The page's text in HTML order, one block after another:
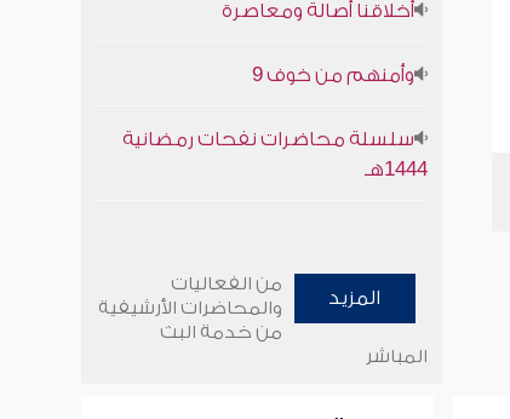
أخلاقنا أصالة ومعاصرة
وأمنهم من خوف 9
سلسلة محاضرات نفحات رمضانية
1444هـ
المزيد
من الفعاليات
والمحاضرات الأرشيفية
من خدمة البث
المباشر